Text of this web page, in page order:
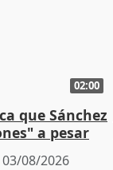
02:00
que Sánchez
a pesar
03/08/2026